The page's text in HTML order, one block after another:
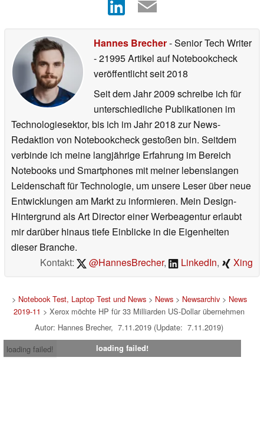
Hannes Brecher- Senior Tech Writer
- 21995 Artikel auf Notebookcheck
veröffentlichtseit 2018
Seit dem Jahr 2009 schreibe ich für
unterschiedliche Publikationen im
Technologiesektor, bis ich im Jahr 2018 zur News-
Redaktion von Notebookcheck gestoßen bin. Seitdem
verbinde ich meine langjährige Erfahrung im Bereich
Notebooks und Smartphones mit meiner lebenslangen
Leidenschaft für Technologie, um unsere Leser über neue
Entwicklungen am Markt zu informieren. Mein Design-
Hintergrund als Art Director einer Werbeagentur erlaubt
mir darüber hinaus tiefe Einblicke in die Eigenheiten
dieser Branche.
Kontakt:
@HannesBrecher, LinkedIn, Xing
> Notebook Test, Laptop Test und News> News> Newsarchiv> News
2019-11 > Xerox möchte HP für 33 Milliarden US-Dollar übernehmen
Autor: Hannes Brecher, 7.11.2019 (Update: 7.11.2019)
loading failed!
loading failed!